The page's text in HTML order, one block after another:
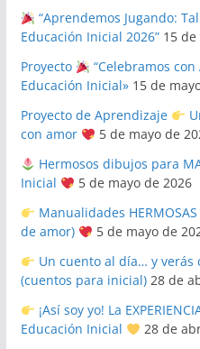
“Aprendemos Jugando:
Educación Inicial 2026” 15
Proyecto
“Celebramos
Educación Inicial» 15 de
Proyecto de Aprendizaje
con amor
5 de mayo de
Hermosos dibujos para
Inicial
5 de mayo de 2026
Manualidades
de amor)
5 de mayo de
Un cuento al día… y verás
(cuentos para inicial) 28 de
¡Así soy yo! La
Educación Inicial
28 de